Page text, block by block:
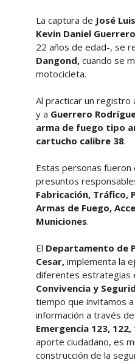
La captura de José
Kevin Daniel
22 años de edad-, se
Dangond, cuando se
motocicleta.
Al practicar un registro
y a Guerrero
arma de fuego tipo
cartucho calibre 38.
Estas personas fueron
presuntos
Fabricación, Tráfico,
Armas de Fuego,
Municiones.
El Departamento de
Cesar, implementa la
diferentes estrategias
Convivencia y
tiempo que invitamos
información a través
Emergencia 123, 122,
aporte ciudadano, es
construcción de la